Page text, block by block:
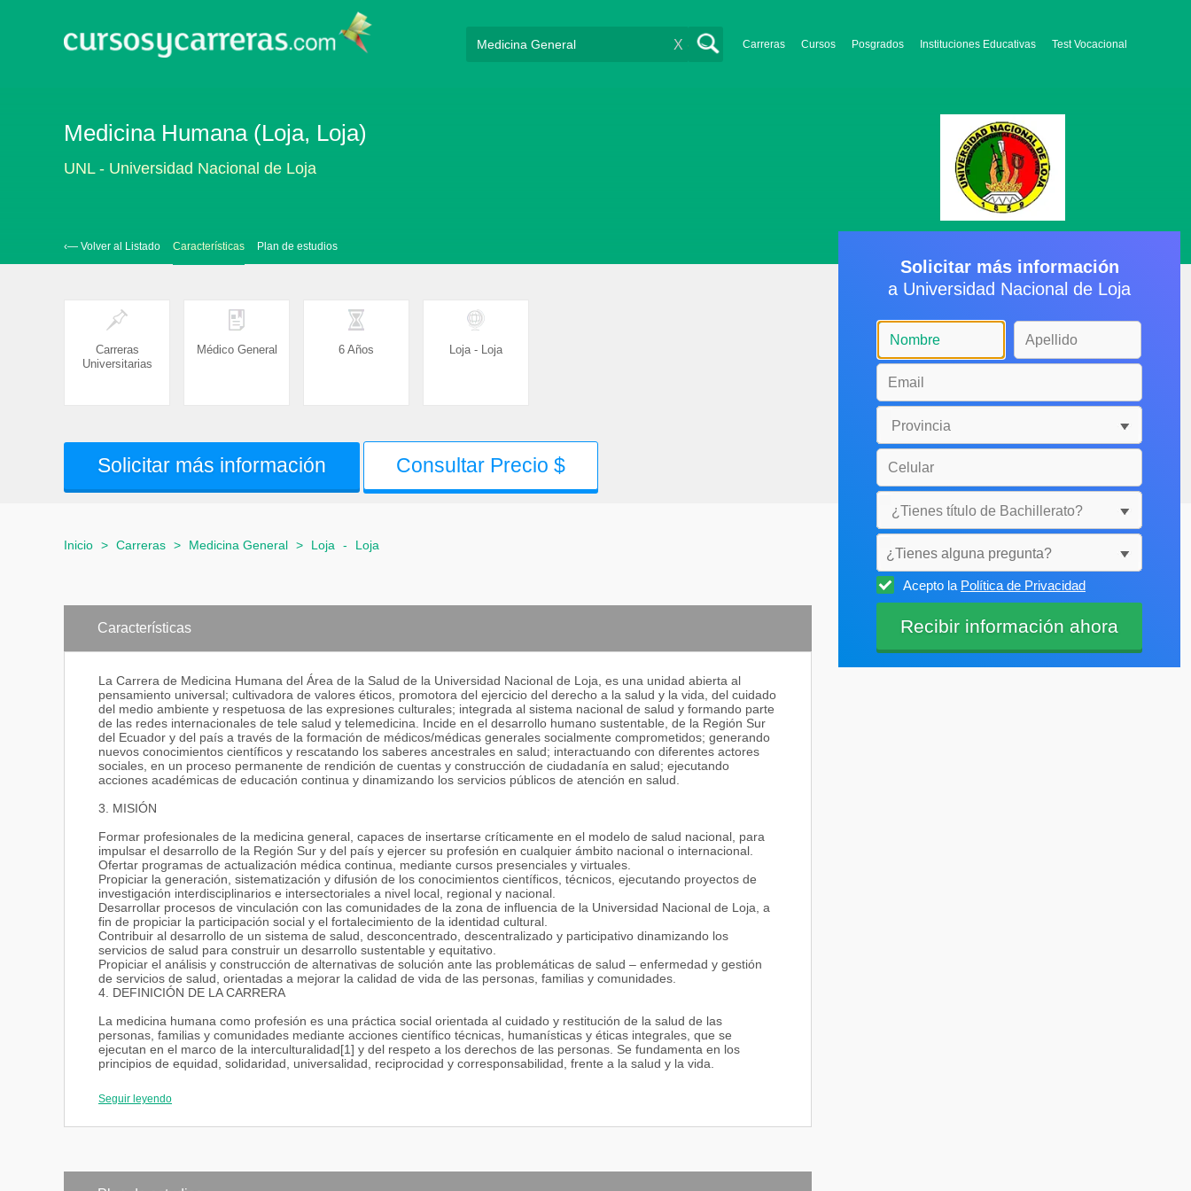
Carreras Cursos Posgrados Instituciones Educativas Test Vocacional
X
Medicina Humana (Loja, Loja)
UNL - Universidad Nacional de Loja
‹— Volver al Listado Características Plan de estudios
Carreras
Universitarias
Médico General 6 Años Loja - Loja
Solicitar más información Consultar Precio $
Inicio > Carreras > Medicina General > Loja - Loja
Características
La Carrera de Medicina Humana del Área de la Salud de la Universidad Nacional de Loja, es una unidad abierta al
pensamiento universal; cultivadora de valores éticos, promotora del ejercicio del derecho a la salud y la vida, del cuidado
del medio ambiente y respetuosa de las expresiones culturales; integrada al sistema nacional de salud y formando parte
de las redes internacionales de tele salud y telemedicina. Incide en el desarrollo humano sustentable, de la Región Sur
del Ecuador y del país a través de la formación de médicos/médicas generales socialmente comprometidos; generando
nuevos conocimientos científicos y rescatando los saberes ancestrales en salud; interactuando con diferentes actores
sociales, en un proceso permanente de rendición de cuentas y construcción de ciudadanía en salud; ejecutando
acciones académicas de educación continua y dinamizando los servicios públicos de atención en salud.
3. MISIÓN
Formar profesionales de la medicina general, capaces de insertarse críticamente en el modelo de salud nacional, para
impulsar el desarrollo de la Región Sur y del país y ejercer su profesión en cualquier ámbito nacional o internacional.
Ofertar programas de actualización médica continua, mediante cursos presenciales y virtuales.
Propiciar la generación, sistematización y difusión de los conocimientos científicos, técnicos, ejecutando proyectos de
investigación interdisciplinarios e intersectoriales a nivel local, regional y nacional.
Desarrollar procesos de vinculación con las comunidades de la zona de influencia de la Universidad Nacional de Loja, a
fin de propiciar la participación social y el fortalecimiento de la identidad cultural.
Contribuir al desarrollo de un sistema de salud, desconcentrado, descentralizado y participativo dinamizando los
servicios de salud para construir un desarrollo sustentable y equitativo.
Propiciar el análisis y construcción de alternativas de solución ante las problemáticas de salud – enfermedad y gestión
de servicios de salud, orientadas a mejorar la calidad de vida de las personas, familias y comunidades.
4. DEFINICIÓN DE LA CARRERA
La medicina humana como profesión es una práctica social orientada al cuidado y restitución de la salud de las
personas, familias y comunidades mediante acciones científico técnicas, humanísticas y éticas integrales, que se
ejecutan en el marco de la interculturalidad[1] y del respeto a los derechos de las personas. Se fundamenta en los
principios de equidad, solidaridad, universalidad, reciprocidad y corresponsabilidad, frente a la salud y la vida.
Basa su accionar en la estrategia de la Atención Primaria de Salud mediante la ejecución de programas integrales
orientados a la promoción de la salud en comunidades diversas, reconociendo la importancia del trabajo intersectorial, la
Seguir leyendo
Solicitar más información
a Universidad Nacional de Loja
¿Tienes alguna pregunta?
Selecciónala
Acepto la Política de Privacidad